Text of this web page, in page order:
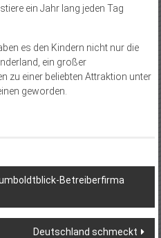
ein Jahr lang jeden Tag
es den Kindern nicht nur die
ein großer
zu einer beliebten Attraktion unter
geworden.
Betreiberfirma
Deutschland schmeckt